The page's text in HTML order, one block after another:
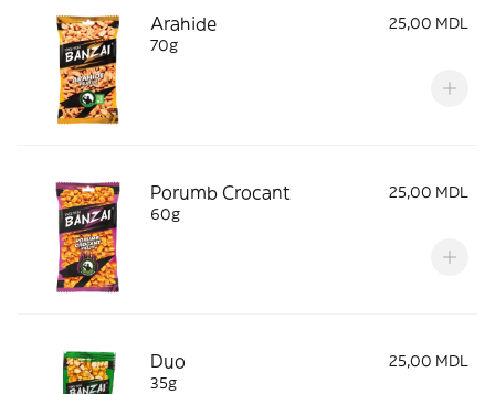
Arahide
25,00 MDL
70g
Porumb Crocant
25,00 MDL
60g
Duo
25,00 MDL
35g